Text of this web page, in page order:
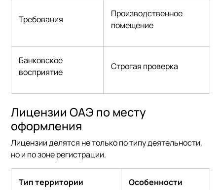
Требования
Производственное
помещение
Банковское
восприятие
Строгая проверка
Лицензии ОАЭ по месту
оформления
Лицензии делятся не только по типу деятельности,
но и по зоне регистрации.
Тип территории Особенности